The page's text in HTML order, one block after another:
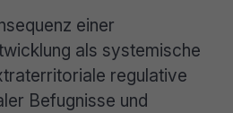
einer
als systemische
regulative
Befugnisse und